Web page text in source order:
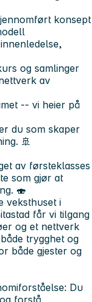
konsept
ledelse,
og samlinger
av
-- vi heier på
du som skaper
🚢
av førsteklasses
som gjør at
🍣
veksthuset i
får vi tilgang
og et nettverk
trygghet og
både gjester og
Du